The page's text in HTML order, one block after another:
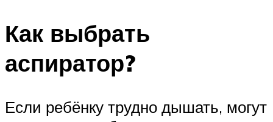
Как выбрать
аспиратор?
Если ребёнку трудно дышать, могут